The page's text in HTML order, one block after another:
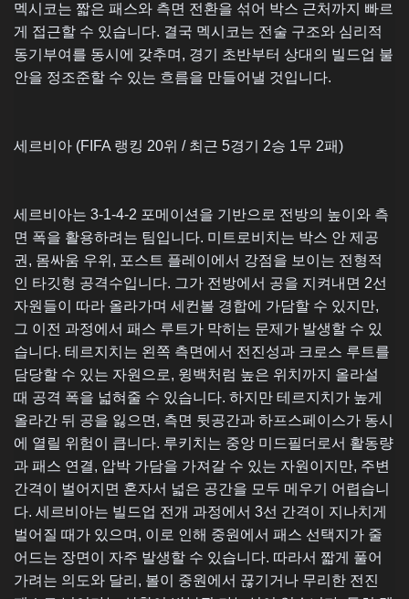
멕시코는 짧은 패스와 측면 전환을 섞어 박스 근처까지 빠르
게 접근할 수 있습니다. 결국 멕시코는 전술 구조와 심리적
동기부여를 동시에 갖추며, 경기 초반부터 상대의 빌드업 불
안을 정조준할 수 있는 흐름을 만들어낼 것입니다.
세르비아 (FIFA 랭킹 20위 / 최근 5경기 2승 1무 2패)
세르비아는 3-1-4-2 포메이션을 기반으로 전방의 높이와 측
면 폭을 활용하려는 팀입니다. 미트로비치는 박스 안 제공
권, 몸싸움 우위, 포스트 플레이에서 강점을 보이는 전형적
인 타깃형 공격수입니다. 그가 전방에서 공을 지켜내면 2선
자원들이 따라 올라가며 세컨볼 경합에 가담할 수 있지만,
그 이전 과정에서 패스 루트가 막히는 문제가 발생할 수 있
습니다. 테르지치는 왼쪽 측면에서 전진성과 크로스 루트를
담당할 수 있는 자원으로, 윙백처럼 높은 위치까지 올라설
때 공격 폭을 넓혀줄 수 있습니다. 하지만 테르지치가 높게
올라간 뒤 공을 잃으면, 측면 뒷공간과 하프스페이스가 동시
에 열릴 위험이 큽니다. 루키치는 중앙 미드필더로서 활동량
과 패스 연결, 압박 가담을 가져갈 수 있는 자원이지만, 주변
간격이 벌어지면 혼자서 넓은 공간을 모두 메우기 어렵습니
다. 세르비아는 빌드업 전개 과정에서 3선 간격이 지나치게
벌어질 때가 있으며, 이로 인해 중원에서 패스 선택지가 줄
어드는 장면이 자주 발생할 수 있습니다. 따라서 짧게 풀어
가려는 의도와 달리, 볼이 중원에서 끊기거나 무리한 전진